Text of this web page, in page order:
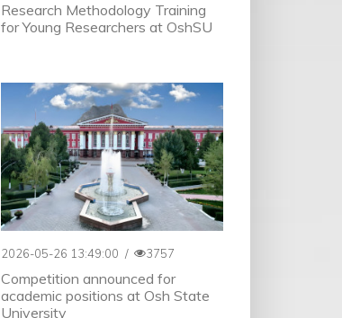
Research Methodology Training
for Young Researchers at OshSU
2026-05-26 13:49:00 / 3757
Competition announced for
academic positions at Osh State
University